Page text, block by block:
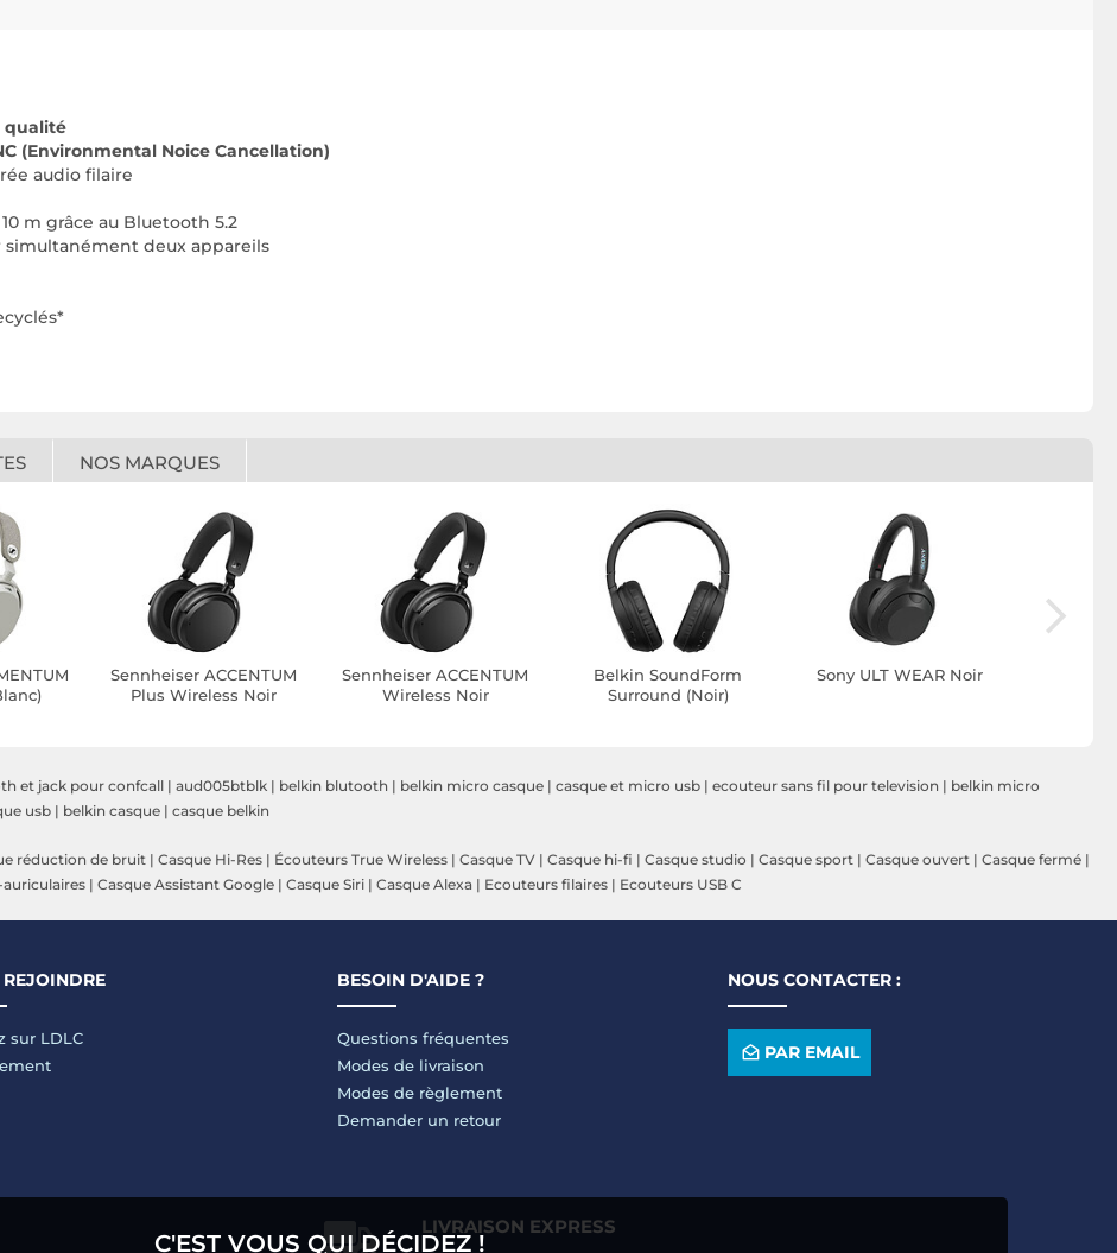
qualité
(Environmental Noice Cancellation)
audio filaire
m grâce au Bluetooth 5.2
deux appareils
NOS MARQUES
Sennheiser ACCENTUM
Plus Wireless Noir
Sennheiser ACCENTUM
Wireless Noir
Belkin SoundForm
Surround (Noir)
Sony ULT WEAR Noir
et jack pour confcall | aud005btblk | belkin blutooth | belkin micro casque | casque et micro usb | ecouteur sans fil pour television | belkin micro
usb | belkin casque | casque belkin
réduction de bruit | Casque Hi-Res | Écouteurs True Wireless | Casque TV | Casque hi-fi | Casque studio | Casque sport | Casque ouvert | Casque fermé |
| Casque Assistant Google | Casque Siri | Casque Alexa | Ecouteurs filaires | Ecouteurs USB C
sur LDLC
BESOIN D'AIDE ?
Questions fréquentes
Modes de livraison
Modes de règlement
Demander un retour
NOUS CONTACTER :
PAR EMAIL
LIVRAISON EXPRESS
C'EST VOUS QUI DÉCIDEZ !